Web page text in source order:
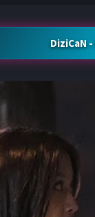
DiziCaN